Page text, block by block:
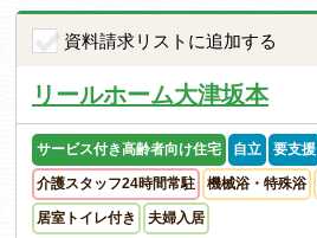
資料請求リストに追加する
リールホーム大津坂本
サービス付き高齢者向け住宅 自立 要支援
介護スタッフ24時間常駐 機械浴・特殊浴
居室トイレ付き 夫婦入居